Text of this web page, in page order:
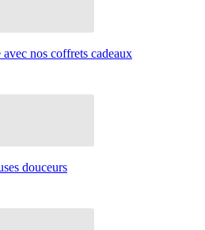
nos coffrets cadeaux
douceurs